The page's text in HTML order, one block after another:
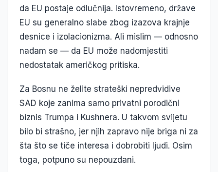
da EU postaje odlučnija. Istovremeno, države
EU su generalno slabe zbog izazova krajnje
desnice i izolacionizma. Ali mislim — odnosno
nadam se — da EU može nadomjestiti
nedostatak američkog pritiska.
Za Bosnu ne želite strateški nepredvidive
SAD koje zanima samo privatni porodični
biznis Trumpa i Kushnera. U takvom svijetu
bilo bi strašno, jer njih zapravo nije briga ni za
šta što se tiče interesa i dobrobiti ljudi. Osim
toga, potpuno su nepouzdani.